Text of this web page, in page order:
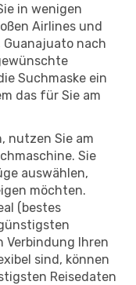
in wenigen
Airlines und
nach
Suchmaske ein
das für Sie am
nutzen Sie am
Sie
auswählen,
möchten.
(bestes
Verbindung Ihren
sind, können
Reisedaten